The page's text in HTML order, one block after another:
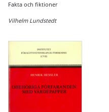
Fakta och fiktioner
Vilhelm Lundstedt